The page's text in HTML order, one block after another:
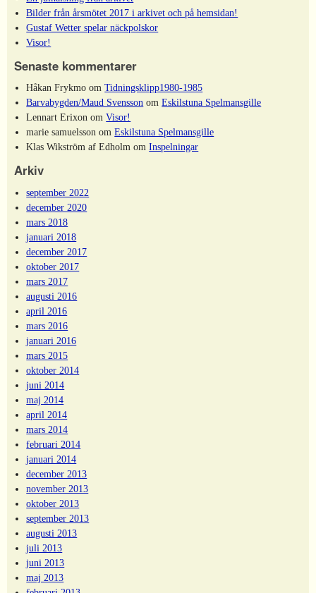
Bilder från årsmötet 2017 i arkivet och på hemsidan!
Gustaf Wetter spelar näckpolskor
Visor!
Senaste kommentarer
Håkan Frykmo omTidningsklipp1980-1985
Barvabygden/Maud Svensson omEskilstuna Spelmansgille
Lennart Erixon omVisor!
marie samuelsson omEskilstuna Spelmansgille
Klas Wikström af Edholm omInspelningar
Arkiv
september 2022
december 2020
mars 2018
januari 2018
december 2017
oktober 2017
mars 2017
augusti 2016
april 2016
mars 2016
januari 2016
mars 2015
oktober 2014
juni 2014
maj 2014
april 2014
mars 2014
februari 2014
januari 2014
december 2013
november 2013
oktober 2013
september 2013
augusti 2013
juli 2013
juni 2013
maj 2013